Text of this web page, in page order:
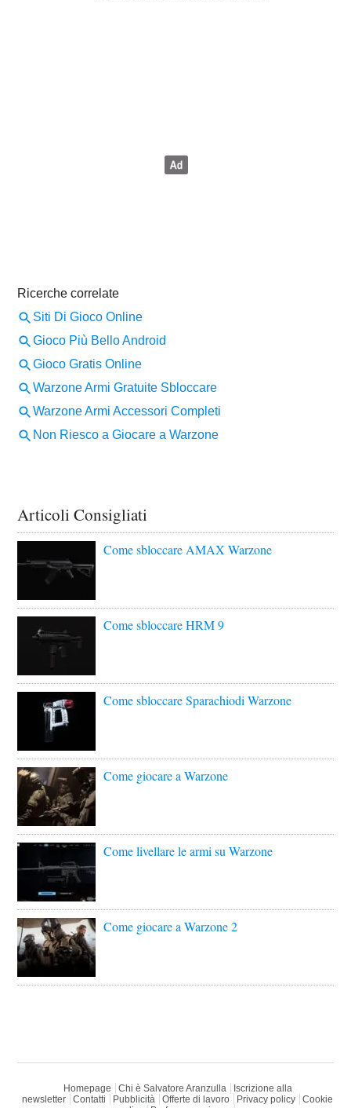
Articoli Consigliati
Come sbloccare AMAX Warzone
Come sbloccare HRM 9
Come sbloccare Sparachiodi Warzone
Come giocare a Warzone
Come livellare le armi su Warzone
Come giocare a Warzone 2
Homepage Chi è Salvatore Aranzulla
Iscrizione alla
newsletter
Contatti Pubblicità Offerte di lavoro Privacy policy
Cookie